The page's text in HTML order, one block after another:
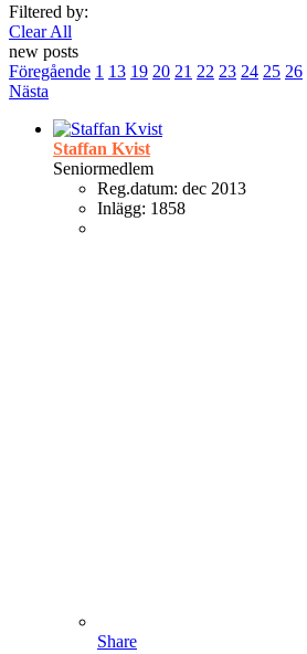
Filtered by:
Clear All
new posts
Föregående 1 13 19 20 21 22 23 24 25 26
Nästa
Staffan Kvist
Seniormedlem
Reg.datum: dec 2013
Inlägg: 1858
Share